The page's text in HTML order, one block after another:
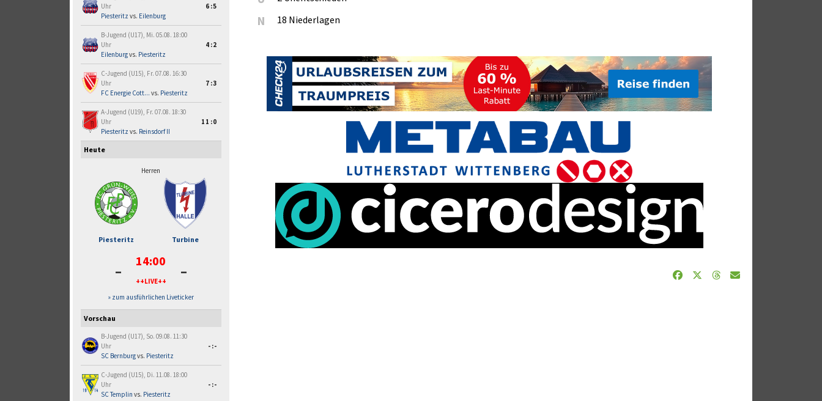
Uhr
Piesteritz vs. Eilenburg
6:5
B-Jugend (U17), Mi. 05.08. 18:00
Uhr
Eilenburgvs. Piesteritz
4:2
C-Jugend (U15), Fr. 07.08. 16:30
Uhr
FC Energie Cott... vs. Piesteritz
7:3
A-Jugend (U19), Fr. 07.08. 18:30
Uhr
Piesteritz vs. Reinsdorf II
11:0
Heute
Herren
Piesteritz Turbine
- 14:00
++LIVE++ -
» zum ausführlichen Liveticker
Vorschau
B-Jugend (U17), So. 09.08. 11:30
Uhr
SC Bernburgvs. Piesteritz
-:-
C-Jugend (U15), Di. 11.08. 18:00
Uhr
SC Templin vs. Piesteritz
-:-
N 18 Niederlagen